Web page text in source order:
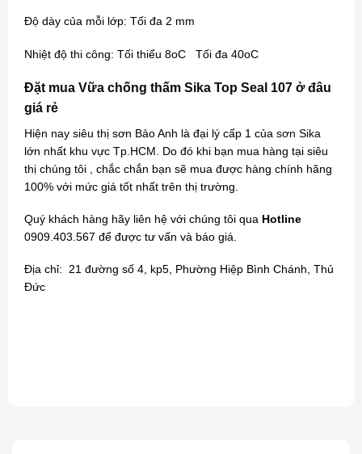
Độ dày của mỗi lớp: Tối đa 2 mm
Nhiệt độ thi công: Tối thiểu 8oC Tối đa 40oC
Đặt mua Vữa chống thấm Sika Top Seal 107 ở đâu
giá rẻ
Hiện nay siêu thị sơn Bảo Anh là đại lý cấp 1 của sơn Sika
lớn nhất khu vực Tp.HCM. Do đó khi bạn mua hàng tại siêu
thị chúng tôi , chắc chắn bạn sẽ mua được hàng chính hãng
100% với mức giá tốt nhất trên thị trường.
Quý khách hàng hãy liên hệ với chúng tôi qua Hotline
0909.403.567 để được tư vấn và báo giá.
Địa chỉ: 21 đường số 4, kp5, Phường Hiệp Bình Chánh, Thủ
Đức